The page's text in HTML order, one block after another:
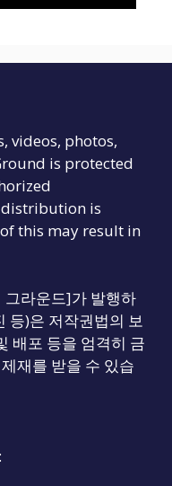
videos, photos,
is protected
is
this may result in
라운드]가 발행하
등)은 저작권법의 보
배포 등을 엄격히 금
재를 받을 수 있습